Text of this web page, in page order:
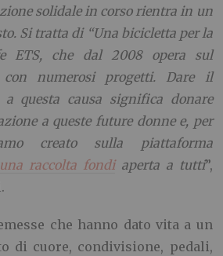
solidale in corso rientra in un
Si tratta di “Una bicicletta per la
ETS, che dal 2008 opera sul
numerosi progetti. Dare il
questa causa significa donare
a queste future donne e, per
creato sulla piattaforma
una raccolta fondiaperta a tutti”,
che hanno dato vita a un
di cuore, condivisione, pedali,